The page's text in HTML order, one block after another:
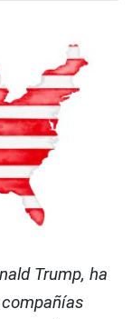
Trump, ha